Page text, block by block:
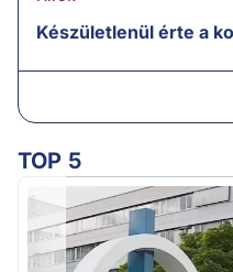
Készületlenül érte a
TOP 5